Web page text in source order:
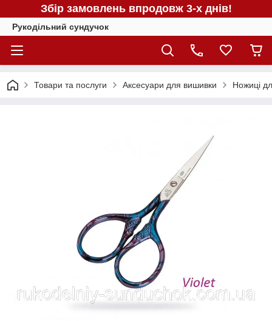
Збір замовлень впродовж 3-х днів!
Рукодільний сундучок
Товари та послуги Аксесуари для вишивки Ножиці